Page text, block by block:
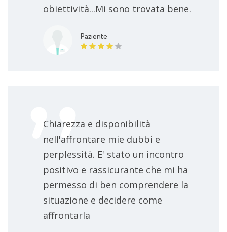
obiettività...Mi sono trovata bene.
Paziente
Chiarezza e disponibilità
nell'affrontare mie dubbi e
perplessità. E' stato un incontro
positivo e rassicurante che mi ha
permesso di ben comprendere la
situazione e decidere come
affrontarla